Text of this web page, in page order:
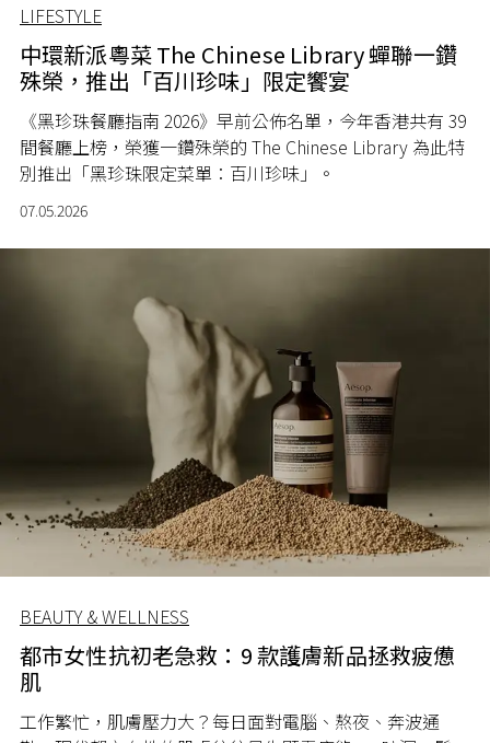
LIFESTYLE
中環新派粵菜 The Chinese Library 蟬聯一鑽
殊榮，推出「百川珍味」限定饗宴
《黑珍珠餐廳指南 2026》早前公佈名單，今年香港共有 39
間餐廳上榜，榮獲一鑽殊榮的 The Chinese Library 為此特
別推出「黑珍珠限定菜單：百川珍味」。
07.05.2026
BEAUTY & WELLNESS
都市女性抗初老急救：9 款護膚新品拯救疲憊
肌
工作繁忙，肌膚壓力大？每日面對電腦、熬夜、奔波通